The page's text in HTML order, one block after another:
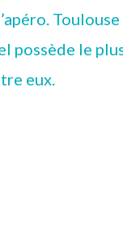
Toulouse
possède le
eux.